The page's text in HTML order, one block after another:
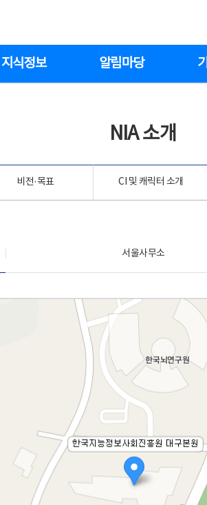
지식정보 알림마당
NIA 소개
비전·목표 CI 및 캐릭터 소개
서울사무소